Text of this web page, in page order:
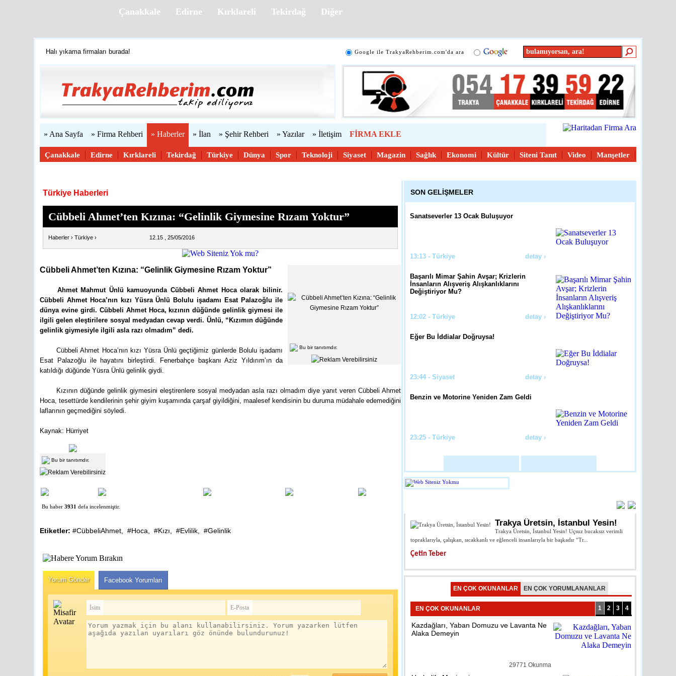
Çanakkale Edirne Kırklareli Tekirdağ Diğer
Halı yıkama firmaları burada!
Google ile TrakyaRehberim.com'da ara
» Ana Sayfa » Firma Rehberi » Haberler » İlan » Şehir Rehberi » Yazılar » İletişim FİRMA EKLE
Çanakkale Edirne Kırklareli Tekirdağ Türkiye Dünya Spor Teknoloji Siyaset Magazin Sağlık Ekonomi Kültür Siteni Tanıt Video
Manşetler
Türkiye Haberleri
Cübbeli Ahmet’ten Kızına: “Gelinlik Giymesine Rızam Yoktur”
Haberler › Türkiye › 12.15 , 25/05/2016
Bu bir tanıtımdır.
Cübbeli Ahmet’ten Kızına: “Gelinlik Giymesine Rızam Yoktur”
Ahmet Mahmut Ünlü kamuoyunda Cübbeli Ahmet Hoca olarak bilinir.
Cübbeli Ahmet Hoca’nın kızı Yüsra Ünlü Bolulu işadamı Esat Palazoğlu ile
dünya evine girdi. Cübbeli Ahmet Hoca, kızının düğünde gelinlik giymesi ile
ilgili gelen eleştirilere sosyal medyadan cevap verdi. Ünlü, “Kızımın düğünde
gelinlik giymesiyle ilgili asla razı olmadım” dedi.
Cübbeli Ahmet Hoca’nın kızı Yüsra Ünlü geçtiğimiz günlerde Bolulu işadamı
Esat Palazoğlu ile hayatını birleştirdi. Fenerbahçe başkanı Aziz Yıldırım’ın da
katıldığı düğünde Yüsra Ünlü gelinlik giydi.
Kızının düğünde gelinlik giymesini eleştirenlere sosyal medyadan asla razı olmadım diye yanıt veren Cübbeli Ahmet
Hoca, tesettürde kendilerinin şehir giyim kuşamında çarşaf giyildiğini, maalesef kendisinin bu duruma müdahale edemediğini
laflarının geçmediğini söyledi.
Kaynak: Hürriyet
Bu bir tanıtımdır.
Bu haber 3931 defa incelenmiştir.
Etiketler: #CübbeliAhmet #Hoca #Kızı #Evlilik #Gelinlik
Yorum Gönder Facebook Yorumları
İsim E-Posta
SON GELİŞMELER
10:38 - Çanakkale detay ›
Mübadele Öyküleri Yarışması
Belediyeden Vatandaşların İçini Isıtan
Hareket
11:57 - Kırklareli
Sanatseverler 13 Ocak Buluşuyor
13:13 - Türkiye detay ›
Başarılı Mimar Şahin Avşar; Krizlerin
İnsanların Alışveriş Alışkanlıklarını
Değiştiriyor Mu?
12:02 - Türkiye detay ›
Eğer Bu İddialar Doğruysa!
23:44 - Siyaset detay ›
Benzin ve Motorine Yeniden Zam Geldi
23:25 - Türkiye detay ›
Huawei Katlanabilir Mate X Akıllı Telefon
Bebek Bakım ve Emzirme Odası Açıldı
10:15 - Kırklareli
Öğrencilerden İçme Suyu Arıtma Tesisine
23:44 - Kırklareli detay ›
Okul ve Camilerde Dezenfeksiyon
Trakya Üretsin, İstanbul Yesin!
Trakya Üretsin, İstanbul Yesin! Uçsuz bucaksız verimli
topraklarıyla, çalışkan, sıcakkanlı ve eğlenceli insanlarıyla bir başkadır “Tr...
Çetin Teber
EN ÇOK OKUNANLAR EN ÇOK YORUMLANANLAR
EN ÇOK OKUNANLAR 1 2 3 4
Kazdağları, Yaban Domuzu ve Lavanta Ne
Alaka Demeyin
29771 Okunma